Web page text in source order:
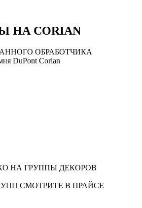
CORIAN
ОБРАБОТЧИКА
DuPont Corian
НА ГРУППЫ ДЕКОРОВ
СМОТРИТЕ В ПРАЙСЕ